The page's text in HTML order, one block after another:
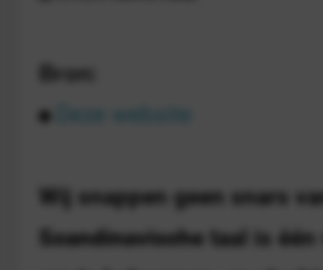
Bron:
Wij snappen geen snars
Scandinavische taal is